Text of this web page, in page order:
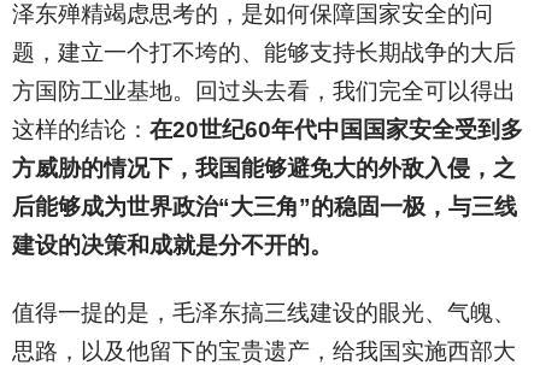
泽东殚精竭虑思考的，是如何保障国家安全的问
题，建立一个打不垮的、能够支持长期战争的大后
方国防工业基地。回过头去看，我们完全可以得出
这样的结论： 在20世纪60年代中国国家安全受到多
方威胁的情况下，我国能够避免大的外敌入侵，之
后能够成为世界政治“大三角”的稳固一极，与三线
建设的决策和成就是分不开的。
值得一提的是，毛泽东搞三线建设的眼光、气魄、
思路，以及他留下的宝贵遗产，给我国实施西部大